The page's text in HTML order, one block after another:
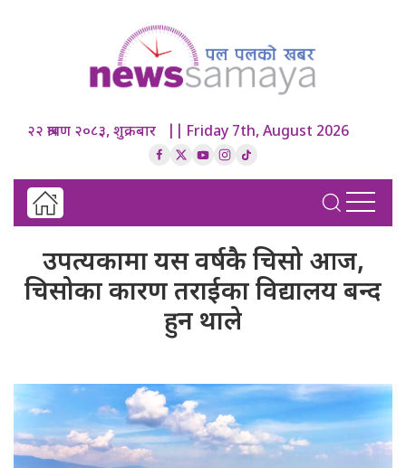
२२ श्रावण २०८३, शुक्रबार || Friday 7th, August 2026
उपत्यकामा यस वर्षकै चिसो आज,
चिसोका कारण तराईका विद्यालय बन्द
हुन थाले